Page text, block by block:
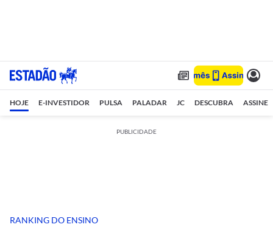
HOJE E-INVESTIDOR PULSA PALADAR JC DESCUBRA ASSINE
PUBLICIDADE
RANKING DO ENSINO